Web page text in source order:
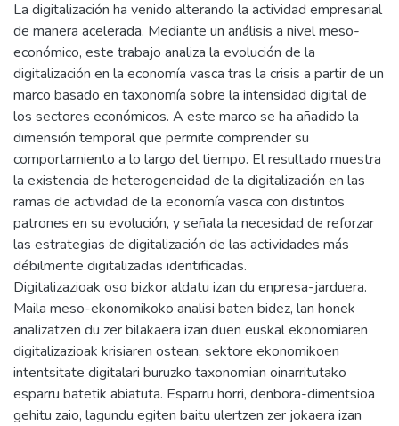
La digitalización ha venido alterando la actividad empresarial
de manera acelerada. Mediante un análisis a nivel meso-
económico, este trabajo analiza la evolución de la
digitalización en la economía vasca tras la crisis a partir de un
marco basado en taxonomía sobre la intensidad digital de
los sectores económicos. A este marco se ha añadido la
dimensión temporal que permite comprender su
comportamiento a lo largo del tiempo. El resultado muestra
la existencia de heterogeneidad de la digitalización en las
ramas de actividad de la economía vasca con distintos
patrones en su evolución, y señala la necesidad de reforzar
las estrategias de digitalización de las actividades más
débilmente digitalizadas identificadas.
Digitalizazioak oso bizkor aldatu izan du enpresa-jarduera.
Maila meso-ekonomikoko analisi baten bidez, lan honek
analizatzen du zer bilakaera izan duen euskal ekonomiaren
digitalizazioak krisiaren ostean, sektore ekonomikoen
intentsitate digitalari buruzko taxonomian oinarritutako
esparru batetik abiatuta. Esparru horri, denbora-dimentsioa
gehitu zaio, lagundu egiten baitu ulertzen zer jokaera izan